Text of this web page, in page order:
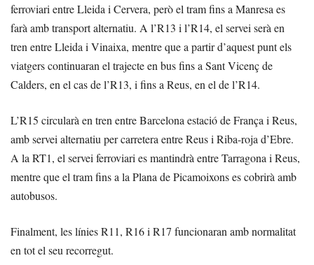
ferroviari entre Lleida i Cervera, però el tram fins a Manresa es
farà amb transport alternatiu. A l’R13 i l’R14, el servei serà en
tren entre Lleida i Vinaixa, mentre que a partir d’aquest punt els
viatgers continuaran el trajecte en bus fins a Sant Vicenç de
Calders, en el cas de l’R13, i fins a Reus, en el de l’R14.
L’R15 circularà en tren entre Barcelona estació de França i Reus,
amb servei alternatiu per carretera entre Reus i Riba-roja d’Ebre.
A la RT1, el servei ferroviari es mantindrà entre Tarragona i Reus,
mentre que el tram fins a la Plana de Picamoixons es cobrirà amb
autobusos.
Finalment, les línies R11, R16 i R17 funcionaran amb normalitat
en tot el seu recorregut.